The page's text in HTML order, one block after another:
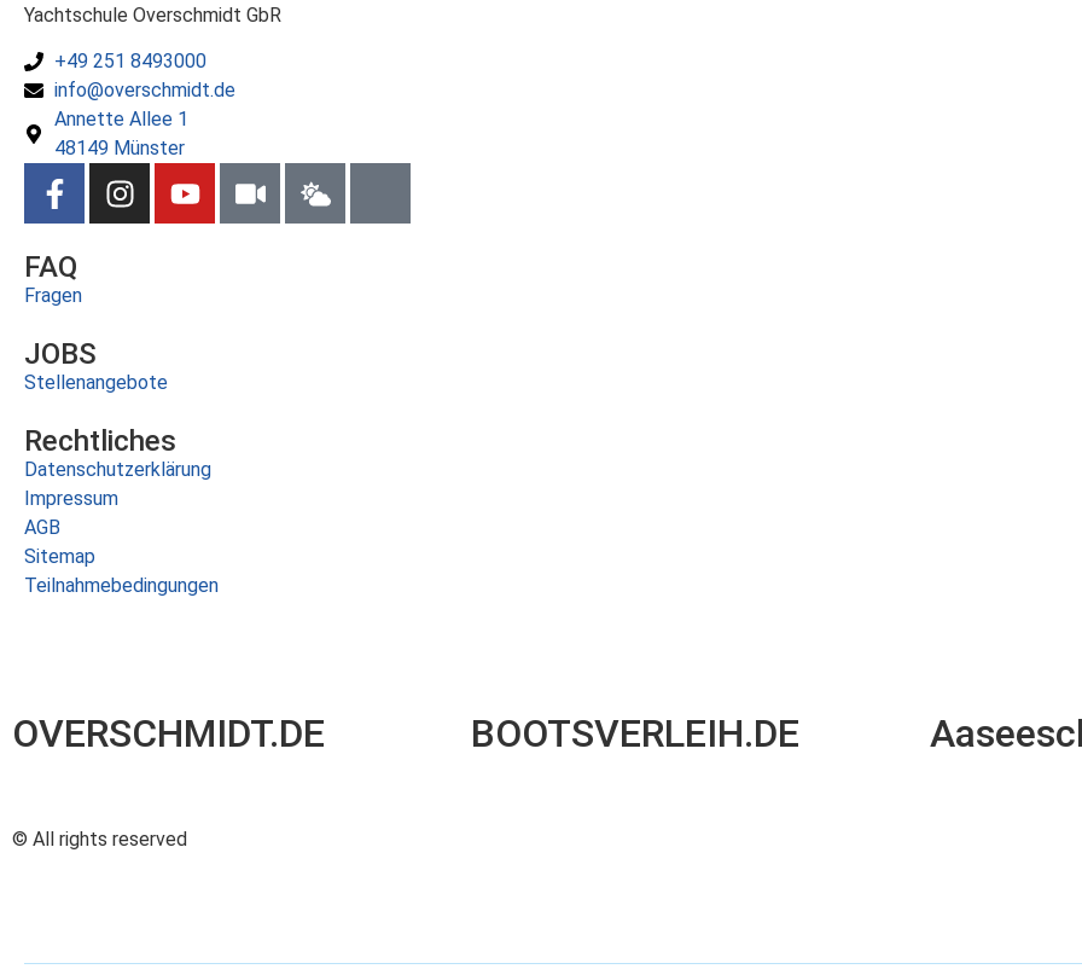
Yachtschule Overschmidt GbR
+49 251 8493000
info@overschmidt.de
Annette Allee 1
48149 Münster
FAQ
Fragen
JOBS
Stellenangebote
Rechtliches
Datenschutzerklärung
Impressum
AGB
Sitemap
Teilnahmebedingungen
OVERSCHMIDT.DE BOOTSVERLEIH.DE
© All rights reserved